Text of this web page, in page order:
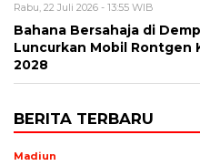
Rabu, 22 Juli 2026 - 13:55 WIB
Bahana Bersahaja di
Luncurkan Mobil Rontgen
2028
BERITA TERBARU
Madiun